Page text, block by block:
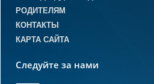
РОДИТЕЛЯМ
КОНТАКТЫ
КАРТА САЙТА
Следуйте за нами